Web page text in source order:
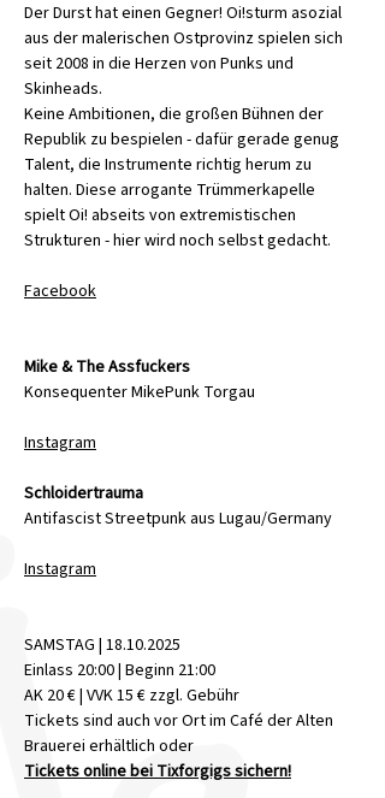
Der Durst hat einen Gegner! Oi!sturm asozial
aus der malerischen Ostprovinz spielen sich
seit 2008 in die Herzen von Punks und
Skinheads.
Keine Ambitionen, die großen Bühnen der
Republik zu bespielen - dafür gerade genug
Talent, die Instrumente richtig herum zu
halten. Diese arrogante Trümmerkapelle
spielt Oi! abseits von extremistischen
Strukturen - hier wird noch selbst gedacht.
Facebook
Mike & The Assfuckers
Konsequenter MikePunk Torgau
Instagram
Schloidertrauma
Antifascist Streetpunk aus Lugau/Germany
Instagram
SAMSTAG | 18.10.2025
Einlass 20:00 | Beginn 21:00
AK 20 € | VVK 15 € zzgl. Gebühr
Tickets sind auch vor Ort im Café der Alten
Brauerei erhältlich oder
Tickets online bei Tixforgigs sichern!